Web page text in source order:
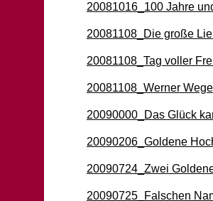
20081016_100 Jahre
20081108_Die große
20081108_Tag voller
20081108_Werner
20090000_Das Glück
20090206_Goldene
20090724_Zwei
20090725_Falschen